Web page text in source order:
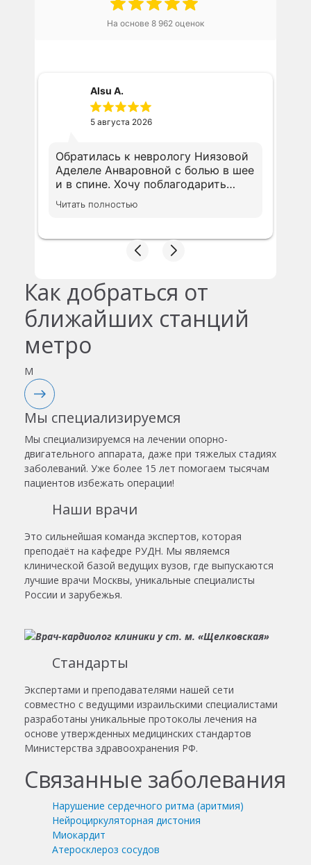
На основе 8 962 оценок
Alsu A.
5 августа 2026
Обратилась к неврологу Ниязовой
Аделеле Анваровной с болью в шее
и в спине. Хочу поблагодарить
доктора за внимательность. На
приеме доктор посмотрела
свой комментарий. Ответила на
все вопросы понятным языком.
и методом польпации.
Доназначила диагностику, чтобы
разобраться в моей ситуации.
Очень понравилось отношение
дела. Ни чего лишнего не было
лечение. Все рекомендации
доктора выполню . Буду
рекомендовать знакомым.
Читать полностью
Как добраться от
ближайших станций
метро
M
Мы специализируемся
Мы специализируемся на лечении опорно-
двигательного аппарата, даже при тяжелых стадиях
заболеваний. Уже более 15 лет помогаем тысячам
пациентов избежать операции!
Наши врачи
Это сильнейшая команда экспертов, которая
преподаёт на кафедре РУДН. Мы являемся
клинической базой ведущих вузов, где выпускаются
лучшие врачи Москвы, уникальные специалисты
России и зарубежья.
Стандарты
Экспертами и преподавателями нашей сети
совместно с ведущими израильскими специалистами
разработаны уникальные протоколы лечения на
основе утвержденных медицинских стандартов
Министерства здравоохранения РФ.
Связанные заболевания
Нарушение сердечного ритма (аритмия)
Нейроциркуляторная дистония
Миокардит
Атеросклероз сосудов